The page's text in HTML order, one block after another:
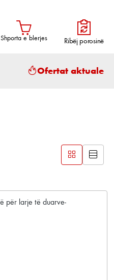
Shporta e blerjes
Shporta përmban 0 artikuj. Vlera
Ribëj porosinë
Ofertat aktuale